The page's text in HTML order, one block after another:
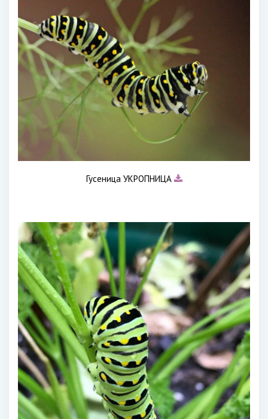
Гусеница УКРОПНИЦА